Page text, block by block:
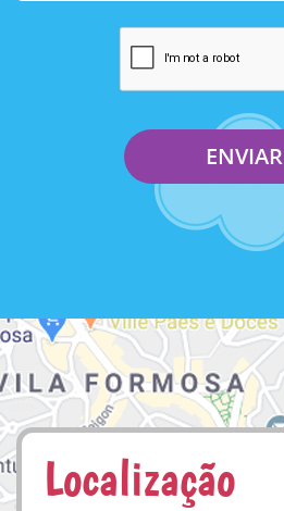
ENVIAR
Localização